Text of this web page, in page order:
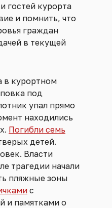
гостей курорта
и помнить, что
граждан
в текущей
в курортном
под
упал прямо
находились
Погибли семь
детей.
Власти
трагедии начали
пляжные зоны
с
и памятками о